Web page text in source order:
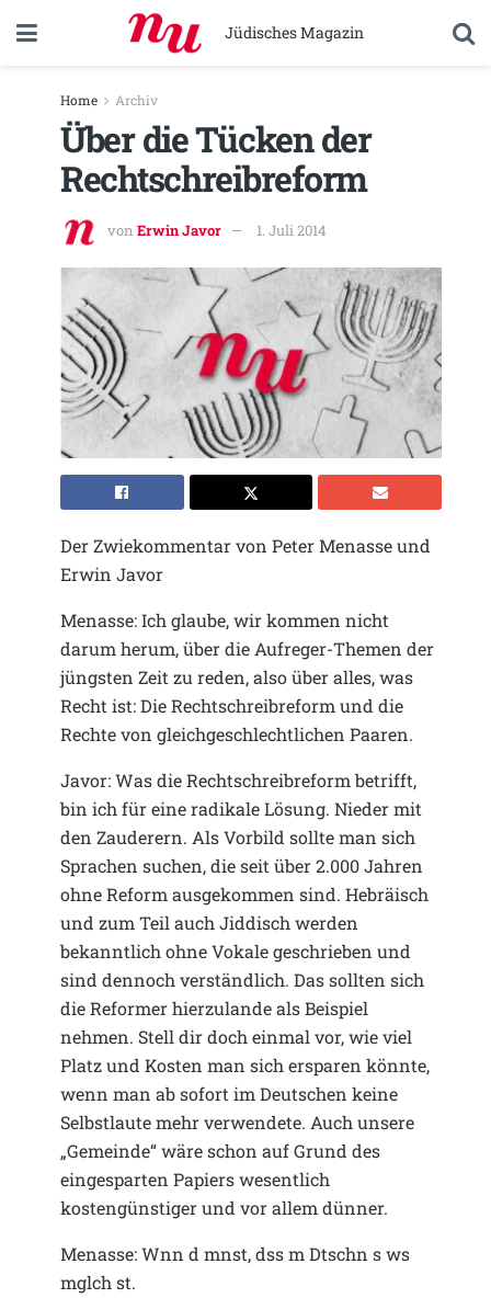
Jüdisches Magazin
Home Archiv
Über die Tücken der
Rechtschreibreform
von Erwin Javor 1. Juli 2014
Der Zwiekommentar von Peter Menasse und
Erwin Javor
Menasse: Ich glaube, wir kommen nicht
darum herum, über die Aufreger-Themen der
jüngsten Zeit zu reden, also über alles, was
Recht ist: Die Rechtschreibreform und die
Rechte von gleichgeschlechtlichen Paaren.
Javor: Was die Rechtschreibreform betrifft,
bin ich für eine radikale Lösung. Nieder mit
den Zauderern. Als Vorbild sollte man sich
Sprachen suchen, die seit über 2.000 Jahren
ohne Reform ausgekommen sind. Hebräisch
und zum Teil auch Jiddisch werden
bekanntlich ohne Vokale geschrieben und
sind dennoch verständlich. Das sollten sich
die Reformer hierzulande als Beispiel
nehmen. Stell dir doch einmal vor, wie viel
Platz und Kosten man sich ersparen könnte,
wenn man ab sofort im Deutschen keine
Selbstlaute mehr verwendete. Auch unsere
„Gemeinde“ wäre schon auf Grund des
eingesparten Papiers wesentlich
kostengünstiger und vor allem dünner.
Menasse: Wnn d mnst, dss m Dtschn s ws
mglch st.